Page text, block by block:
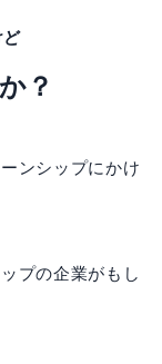
ど
？
ンシップにかけ
プの企業がもし